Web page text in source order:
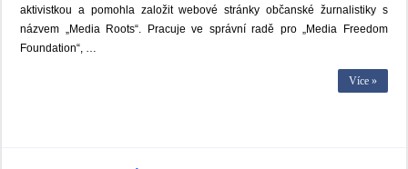
aktivistkou a pomohla založit webové stránky občanské žurnalistiky s
názvem „Media Roots“. Pracuje ve správní radě pro „Media Freedom
Foundation“, …
Více »